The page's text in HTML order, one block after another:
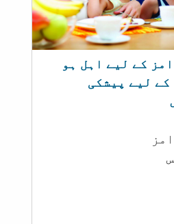
کے لیے اہل ہو
کے لیے پیشکی